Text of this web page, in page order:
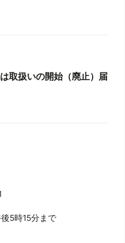
取扱いの開始（廃止）届
5時15分まで